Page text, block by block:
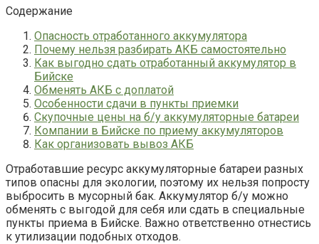
Содержание
Опасность отработанного аккумулятора
Почему нельзя разбирать АКБ самостоятельно
Как выгодно сдать отработанный аккумулятор в
Бийске
Обменять АКБ с доплатой
Особенности сдачи в пункты приемки
Скупочные цены на б/у аккумуляторные батареи
Компании в Бийске по приему аккумуляторов
Как организовать вывоз АКБ
Отработавшие ресурс аккумуляторные батареи разных
типов опасны для экологии, поэтому их нельзя попросту
выбросить в мусорный бак. Аккумулятор б/у можно
обменять с выгодой для себя или сдать в специальные
пункты приема в Бийске. Важно ответственно отнестись
к утилизации подобных отходов.